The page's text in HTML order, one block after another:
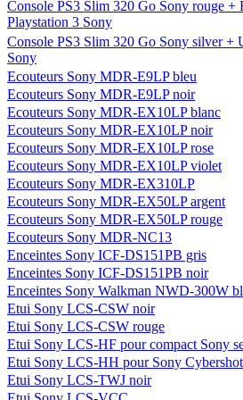
Console PS3 Slim 320 Go Sony rouge
Playstation 3 Sony
Console PS3 Slim 320 Go Sony silver +
Sony
Ecouteurs Sony MDR-E9LP bleu
Ecouteurs Sony MDR-E9LP noir
Ecouteurs Sony MDR-EX10LP blanc
Ecouteurs Sony MDR-EX10LP noir
Ecouteurs Sony MDR-EX10LP rose
Ecouteurs Sony MDR-EX10LP violet
Ecouteurs Sony MDR-EX310LP
Ecouteurs Sony MDR-EX50LP argent
Ecouteurs Sony MDR-EX50LP rouge
Ecouteurs Sony MDR-NC13
Enceintes Sony ICF-DS151PB gris
Enceintes Sony ICF-DS151PB noir
Enceintes Sony Walkman NWD-300W
Etui Sony LCS-CSW noir
Etui Sony LCS-CSW rouge
Etui Sony LCS-HF pour compact Sony
Etui Sony LCS-HH pour Sony Cybershot
Etui Sony LCS-TWJ noir